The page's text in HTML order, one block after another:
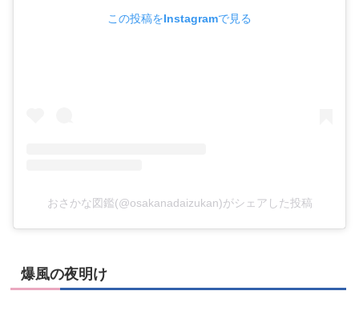
この投稿をInstagramで見る
おさかな図鑑(@osakanadaizukan)がシェアした投稿
爆風の夜明け